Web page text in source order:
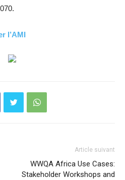
l’AMI
Article suivant
WWQA Africa Use Cases:
Stakeholder Workshops and